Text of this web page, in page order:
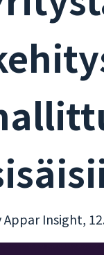
Appar Insight,